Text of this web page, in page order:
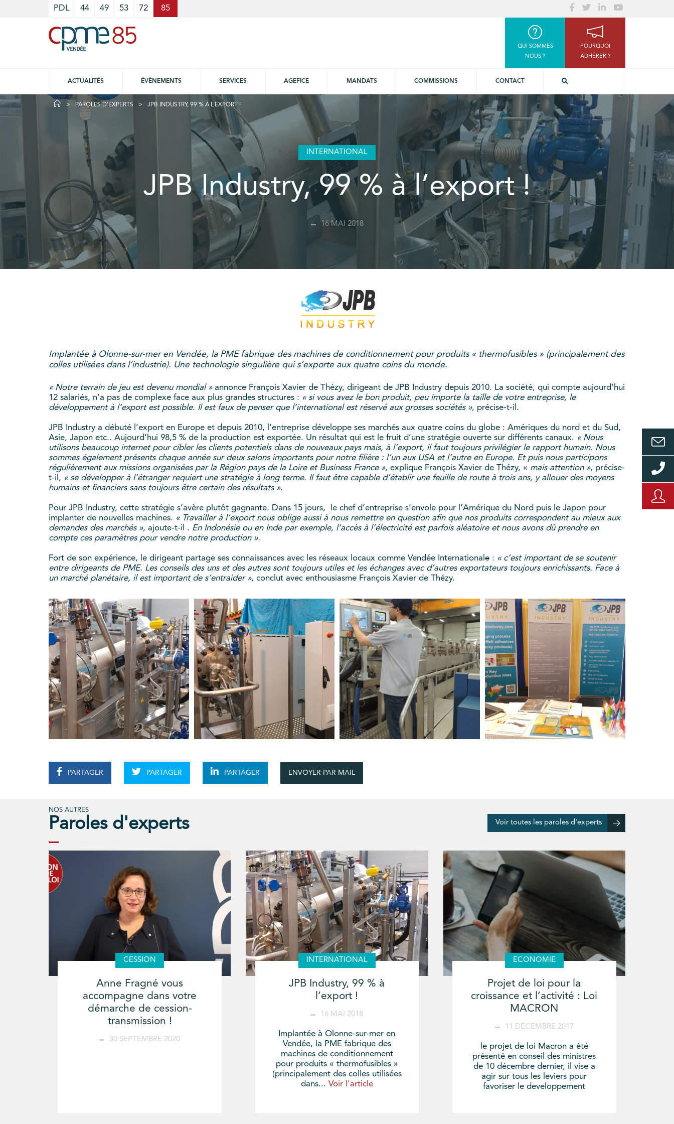
PDL 44 49 53 72 85
QUI SOMMES
NOUS ?
POURQUOI
ADHÉRER ?
ACTUALITÉS ÉVÈNEMENTS SERVICES AGEFICE MANDATS COMMISSIONS CONTACT
PAROLES D'EXPERTS JPB INDUSTRY, 99 % À L’EXPORT !
INTERNATIONAL
JPB Industry, 99 % à l’export !
16 MAI 2018
Implantée à Olonne-sur-mer en Vendée, la PME fabrique des machines de conditionnement pour produits « thermofusibles » (principalement des
colles utilisées dans l’industrie). Une technologie singulière qui s’exporte aux quatre coins du monde.
« Notre terrain de jeu est devenu mondial »annonce François Xavier de Thézy, dirigeant de JPB Industry depuis 2010. La société, qui compte aujourd’hui
12 salariés, n’a pas de complexe face aux plus grandes structures : « si vous avez le bon produit, peu importe la taille de votre entreprise, le
développement à l’export est possible. Il est faux de penser que l’international est réservé aux grosses sociétés », précise-t-il.
JPB Industry a débuté l’export en Europe et depuis 2010, l’entreprise développe ses marchés aux quatre coins du globe : Amériques du nord et du Sud,
Asie, Japon etc.. Aujourd’hui 98,5 % de la production est exportée. Un résultat qui est le fruit d’une stratégie ouverte sur différents canaux. « Nous
utilisons beaucoup internet pour cibler les clients potentiels dans de nouveaux pays mais, à l’export, il faut toujours privilégier le rapport humain. Nous
sommes également présents chaque année sur deux salons importants pour notre filière : l’un aux USA et l’autre en Europe. Et puis nous participons
régulièrement aux missions organisées par la Région pays de la Loire et Business France », explique François Xavier de Thézy, « mais attention », précise-
t-il, « se développer à l’étranger requiert une stratégie à long terme. Il faut être capable d’établir une feuille de route à trois ans, y allouer des moyens
humains et financiers sans toujours être certain des résultats ».
Pour JPB Industry, cette stratégie s’avère plutôt gagnante. Dans 15 jours, le chef d’entreprise s’envole pour l’Amérique du Nord puis le Japon pour
implanter de nouvelles machines. « Travailler à l’export nous oblige aussi à nous remettre en question afin que nos produits correspondent au mieux aux
demandes des marchés », ajoute-t-il . En Indonésie ou en Inde par exemple, l’accès à l’électricité est parfois aléatoire et nous avons dû prendre en
compte ces paramètres pour vendre notre production ».
Fort de son expérience, le dirigeant partage ses connaissances avec les réseaux locaux comme Vendée International e : « c’est important de se soutenir
entre dirigeants de PME. Les conseils des uns et des autres sont toujours utiles et les échanges avec d’autres exportateurs toujours enrichissants. Face à
un marché planétaire, il est important de s’entraider », conclut avec enthousiasme François Xavier de Thézy.
PARTAGER PARTAGER PARTAGER ENVOYER PAR MAIL
NOS AUTRES
Paroles d'experts Voir toutes les paroles d'experts
CESSION
Anne Fragné vous
accompagne dans votre
démarche de cession-
transmission !
30 SEPTEMBRE 2020
INTERNATIONAL
JPB Industry, 99 % à
l’export !
16 MAI 2018
Implantée à Olonne-sur-mer en
Vendée, la PME fabrique des
machines de conditionnement
pour produits « thermofusibles »
(principalement des colles utilisées
dans... Voir l'article
ECONOMIE
Projet de loi pour la
croissance et l’activité : Loi
MACRON
11 DÉCEMBRE 2017
le projet de loi Macron a été
présenté en conseil des ministres
de 10 décembre dernier, il vise a
agir sur tous les leviers pour
favoriser le developpement
Cookies management panel